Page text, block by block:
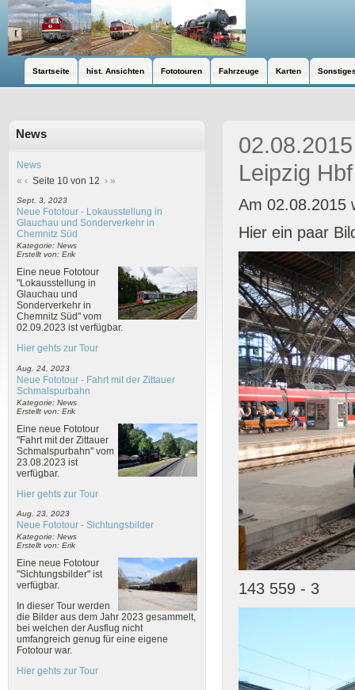
Startseite hist. Ansichten Fototouren Fahrzeuge Karten
News
News
« ‹ Seite 10 von 12 › »
Sept. 3, 2023
Neue Fototour - Lokausstellung in
Glauchau und Sonderverkehr in
Chemnitz Süd
Kategorie: News
Erstellt von: Erik
Eine neue Fototour
"Lokausstellung in
Glauchau und
Sonderverkehr in
Chemnitz Süd" vom
02.09.2023 ist verfügbar.
Hier gehts zur Tour
Aug. 24, 2023
Neue Fototour - Fahrt mit der Zittauer
Schmalspurbahn
Kategorie: News
Erstellt von: Erik
Eine neue Fototour
"Fahrt mit der Zittauer
Schmalspurbahn" vom
23.08.2023 ist
verfügbar.
Hier gehts zur Tour
Aug. 23, 2023
Neue Fototour - Sichtungsbilder
Kategorie: News
Erstellt von: Erik
Eine neue Fototour
"Sichtungsbilder" ist
verfügbar.
In dieser Tour werden
die Bilder aus dem Jahr 2023 gesammelt,
bei welchen der Ausflug nicht
umfangreich genug für eine eigene
Fototour war.
Hier gehts zur Tour
Leipzig Hbf
Am 02.08.2015
Hier ein paar
143 559 - 3